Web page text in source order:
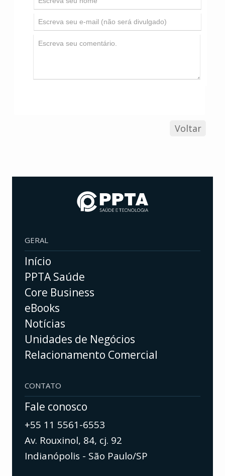
Voltar
GERAL
Início
PPTA Saúde
Core Business
eBooks
Notícias
Unidades de Negócios
Relacionamento Comercial
CONTATO
Fale conosco
+55 11 5561-6553
Av. Rouxinol, 84, cj. 92
Indianópolis - São Paulo/SP